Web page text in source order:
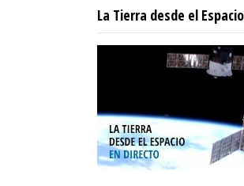
La Tierra desde el Espacio